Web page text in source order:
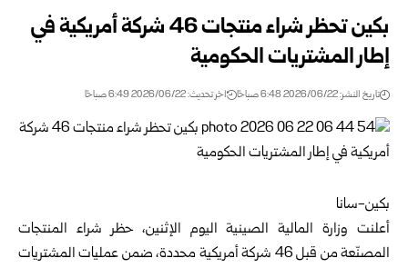
بكين تحظر شراء منتجات 46 شركة أمريكية في
إطار المشتريات الحكومية
تاريخ النشر: 2026/06/22 6:48 صباحًا اخر تحديث: 2026/06/22 6:49 صباحًا
بكين-سانا‏
أعلنت وزارة المالية الصينية اليوم الإثنين، حظر شراء المنتجات
المصنّعة من قبل 46 شركة أمريكية محددة، ضمن عمليات ‏المشتريات